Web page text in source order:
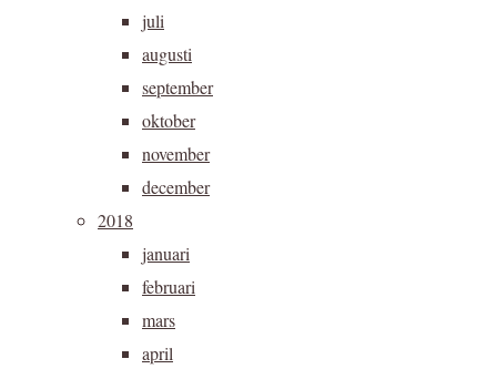
juli
augusti
september
oktober
november
december
2018
januari
februari
mars
april